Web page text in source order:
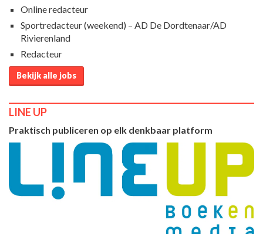
Online redacteur
Sportredacteur (weekend) – AD De Dordtenaar/AD
Rivierenland
Redacteur
Bekijk alle jobs
LINE UP
Praktisch publiceren op elk denkbaar platform